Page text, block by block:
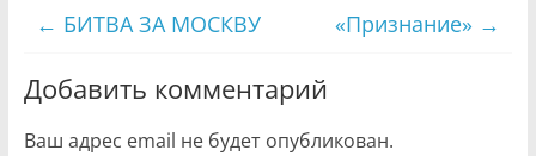
← БИТВА ЗА МОСКВУ «Признание» →
Добавить комментарий
Ваш адрес email не будет опубликован.